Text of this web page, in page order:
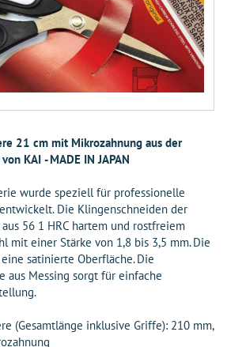
21 cm mit Mikrozahnung aus der
KAI - MADE IN JAPAN
wurde speziell für professionelle
Die Klingenschneiden der
56 1 HRC hartem und rostfreiem
mit einer Stärke von 1,8 bis 3,5 mm. Die
satinierte Oberfläche. Die
aus Messing sorgt für einfache
(Gesamtlänge inklusive Griffe): 210 mm,